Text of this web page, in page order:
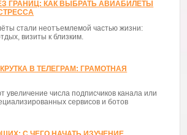
ГРАНИЦ: КАК ВЫБРАТЬ АВИАБИЛЕТЫ
стали неотъемлемой частью жизни:
визиты к близким.
В ТЕЛЕГРАМ: ГРАМОТНАЯ
увеличение числа подписчиков канала или
сервисов и ботов